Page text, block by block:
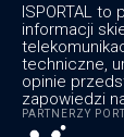
ISPORTAL
informacji
techniczne,
opinie
zapowiedzi
PARTNERZY